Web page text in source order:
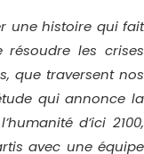
une histoire qui fait
les crises
que traversent nos
qui annonce la
d’ici 2100,
avec une équipe